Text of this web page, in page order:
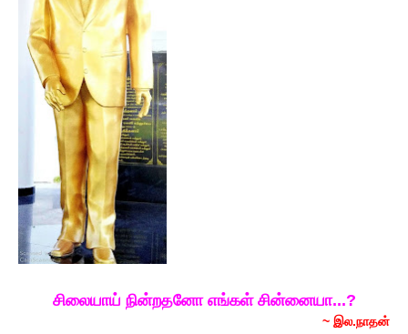
சிலையாய் நின்றதனோ எங்கள் சின்னையா...?
~ இல.நாதன்